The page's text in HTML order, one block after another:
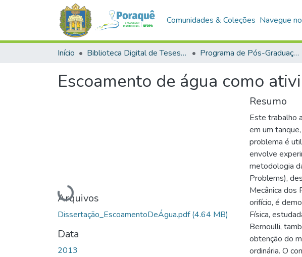
Comunidades & Coleções Navegue
Início Biblioteca Digital de Teses e Dissertações (BDTD) Programa de Pós-Graduação em Mestrado Profissional em Matemática em Rede Nacional (PROFMAT)
Escoamento de água como
Carregando...
Arquivos
Dissertação_EscoamentoDeÁgua.pdf(4.64 MB)
Data
2013
Resumo
Este trabalho
em um
problema é
envolve
metodologia
Problems),
Mecânica dos
orifício, é
Física,
Bernoulli,
obtenção do
ordinária. O